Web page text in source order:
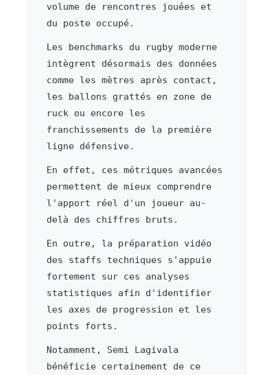
volume de rencontres jouées et
du poste occupé.
Les benchmarks du rugby moderne
intègrent désormais des données
comme les mètres après contact,
les ballons grattés en zone de
ruck ou encore les
franchissements de la première
ligne défensive.
En effet, ces métriques avancées
permettent de mieux comprendre
l'apport réel d'un joueur au-
delà des chiffres bruts.
En outre, la préparation vidéo
des staffs techniques s'appuie
fortement sur ces analyses
statistiques afin d'identifier
les axes de progression et les
points forts.
Notamment, Semi Lagivala
bénéficie certainement de ce